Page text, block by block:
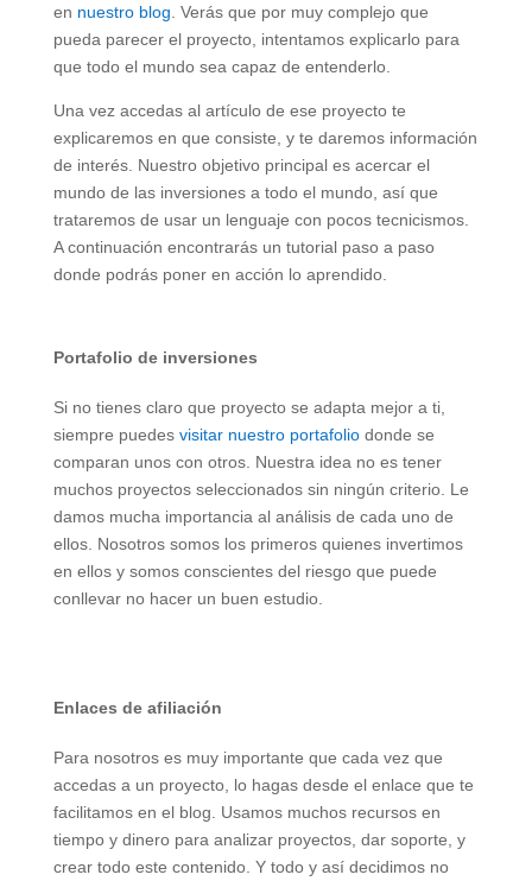
en nuestro blog. Verás que por muy complejo que
pueda parecer el proyecto, intentamos explicarlo para
que todo el mundo sea capaz de entenderlo.
Una vez accedas al artículo de ese proyecto te
explicaremos en que consiste, y te daremos información
de interés. Nuestro objetivo principal es acercar el
mundo de las inversiones a todo el mundo, así que
trataremos de usar un lenguaje con pocos tecnicismos.
A continuación encontrarás un tutorial paso a paso
donde podrás poner en acción lo aprendido.
Portafolio de inversiones
Si no tienes claro que proyecto se adapta mejor a ti,
siempre puedes visitar nuestro portafoliodonde se
comparan unos con otros. Nuestra idea no es tener
muchos proyectos seleccionados sin ningún criterio. Le
damos mucha importancia al análisis de cada uno de
ellos. Nosotros somos los primeros quienes invertimos
en ellos y somos conscientes del riesgo que puede
conllevar no hacer un buen estudio.
Enlaces de afiliación
Para nosotros es muy importante que cada vez que
accedas a un proyecto, lo hagas desde el enlace que te
facilitamos en el blog. Usamos muchos recursos en
tiempo y dinero para analizar proyectos, dar soporte, y
crear todo este contenido. Y todo y así decidimos no